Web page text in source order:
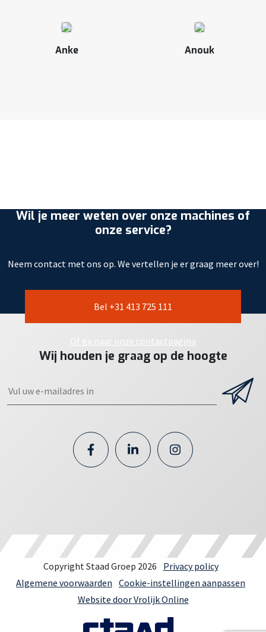
Anke Anouk
Wil je meer weten over onze machines of
onze service?
Neem contact met ons op. We vertellen je er graag meer over!
Bel +31 413 725 111
Of ga naar onze contactpagina
Wij houden je graag op de hoogte
Copyright Staad Groep 2026
Privacy policy
Algemene voorwaarden Cookie-instellingen aanpassen
Website door Vrolijk Online